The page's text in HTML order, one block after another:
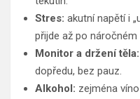
Stres: akutní napětí i
přijde až po náročném
Monitor a držení těla:
dopředu, bez pauz.
Alkohol: zejména